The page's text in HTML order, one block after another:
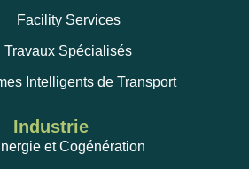
Facility Services
Travaux Spécialisés
Intelligents de Transport
Industrie
et Cogénération